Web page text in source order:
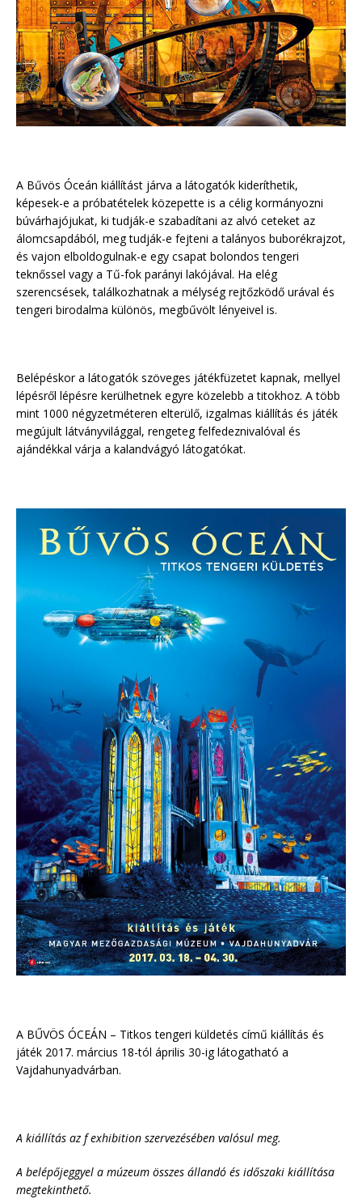
A Bűvös Óceán kiállítást járva a látogatók kideríthetik,
képesek-e a próbatételek közepette is a célig kormányozni
búvárhajójukat, ki tudják-e szabadítani az alvó ceteket az
álomcsapdából, meg tudják-e fejteni a talányos buborékrajzot,
és vajon elboldogulnak-e egy csapat bolondos tengeri
teknőssel vagy a Tű-fok parányi lakójával. Ha elég
szerencsések, találkozhatnak a mélység rejtőzködő urával és
tengeri birodalma különös, megbűvölt lényeivel is.
Belépéskor a látogatók szöveges játékfüzetet kapnak, mellyel
lépésről lépésre kerülhetnek egyre közelebb a titokhoz. A több
mint 1000 négyzetméteren elterülő, izgalmas kiállítás és játék
megújult látványvilággal, rengeteg felfedeznivalóval és
ajándékkal várja a kalandvágyó látogatókat.
A BŰVÖS ÓCEÁN – Titkos tengeri küldetés című kiállítás és
játék 2017. március 18-tól április 30-ig látogatható a
Vajdahunyadvárban.
A kiállítás az f exhibition szervezésében valósul meg.
A belépőjeggyel a múzeum összes állandó és időszaki kiállítása
megtekinthető.